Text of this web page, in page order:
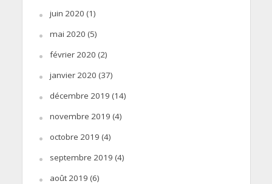
juin 2020 (1)
mai 2020 (5)
février 2020 (2)
janvier 2020 (37)
décembre 2019 (14)
novembre 2019 (4)
octobre 2019 (4)
septembre 2019 (4)
août 2019 (6)